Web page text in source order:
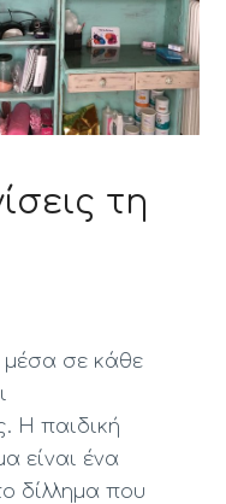
τη
σε κάθε
Η παιδική
είναι ένα
δίλλημα που